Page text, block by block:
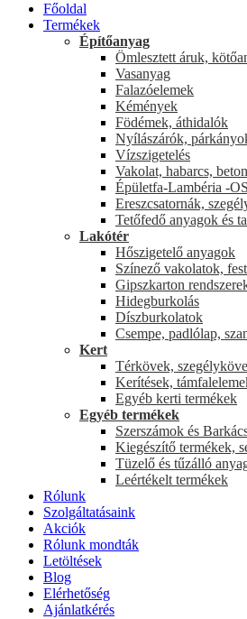
Főoldal
Termékek
Építőanyag
Ömlesztett áruk,
Vasanyag
Falazóelemek
Kémények
Födémek, áthidalók
Nyílászárók,
Vízszigetelés
Vakolat, habarcs, beton
Épületfa-Lambéria -
Ereszcsatornák,
Tetőfedő anyagok és
Lakótér
Hőszigetelő anyagok
Színező vakolatok,
Gipszkarton
Hidegburkolás
Díszburkolatok
Csempe, padlólap,
Kert
Térkövek,
Kerítések,
Egyéb kerti termékek
Egyéb termékek
Szerszámok és
Kiegészítő termékek,
Tüzelő és tűzálló
Leértékelt termékek
Rólunk
Szolgáltatásaink
Akciók
Rólunk mondták
Letöltések
Blog
Elérhetőség
Ajánlatkérés